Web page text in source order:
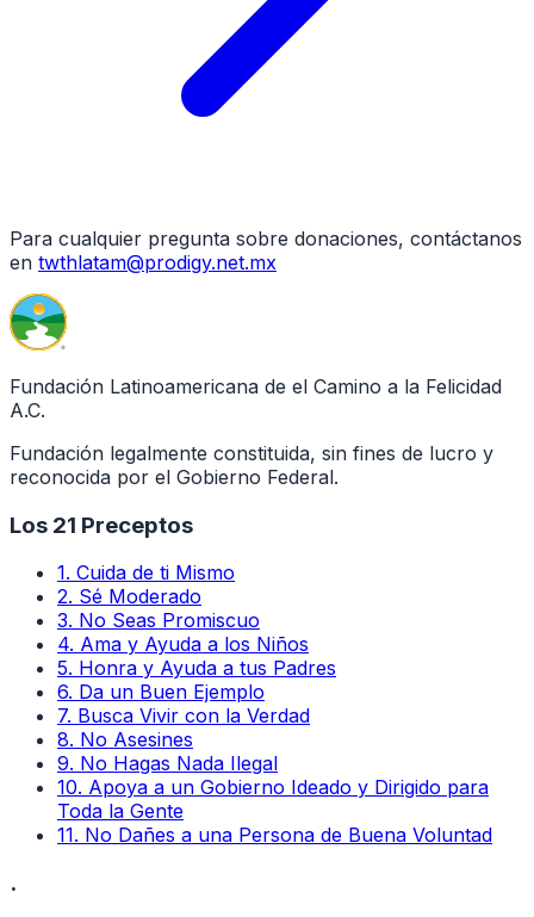
Para cualquier pregunta sobre donaciones, contáctanos
en twthlatam@prodigy.net.mx
Fundación Latinoamericana de el Camino a la Felicidad
A.C.
Fundación legalmente constituida, sin fines de lucro y
reconocida por el Gobierno Federal.
Los 21 Preceptos
1. Cuida de ti Mismo
2. Sé Moderado
3. No Seas Promiscuo
4. Ama y Ayuda a los Niños
5. Honra y Ayuda a tus Padres
6. Da un Buen Ejemplo
7. Busca Vivir con la Verdad
8. No Asesines
9. No Hagas Nada Ilegal
10. Apoya a un Gobierno Ideado y Dirigido para
Toda la Gente
11. No Dañes a una Persona de Buena Voluntad
.